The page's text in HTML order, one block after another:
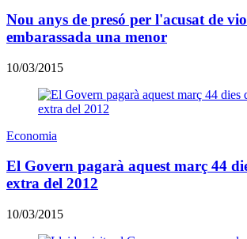
Nou anys de presó per l'acusat de
embarassada una menor
10/03/2015
Economia
El Govern pagarà aquest març 44
extra del 2012
10/03/2015